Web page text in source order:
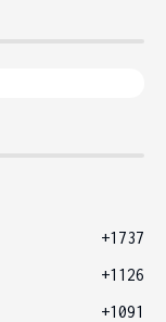
+1737
+1126
+1091